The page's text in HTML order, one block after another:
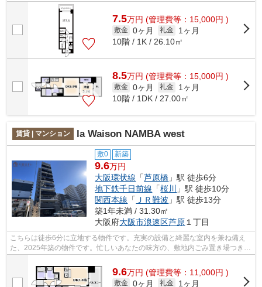
はエレベータ・敷地内ごみ置き場などが...
7.5万円 (管理費等：15,000円 )
敷金 0ヶ月 礼金
1ヶ月
10階 / 1K / 26.10㎡
8.5万円 (管理費等：15,000円 )
敷金 0ヶ月 礼金
1ヶ月
10階 / 1DK / 27.00㎡
賃貸 | マンション la Waison NAMBA west
敷0 新築
9.6万円
大阪環状線 「芦原橋 」駅 徒歩6分
地下鉄千日前線 「桜川
」駅 徒歩10分
関西本線 「 ＪＲ難波 」駅 徒歩13分
築1年未満 / 31.30㎡
大阪府大阪市浪速区芦原 １丁目
こちらは徒歩6分に立地する物件です。充実の設備と綺麗な室内を兼ね備え
た、2025年築の物件です。忙しいあなたの味方の、敷地内ごみ置き場つきの
9.6万円 (管理費等：11,000円 )
敷金 0ヶ月 礼金
1ヶ月